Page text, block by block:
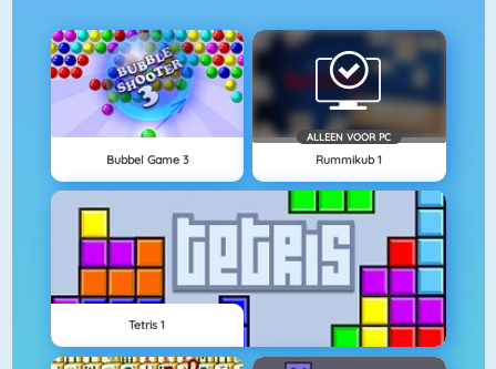
Bubbel Game 3
ALLEEN VOOR PC
Rummikub 1
Tetris 1